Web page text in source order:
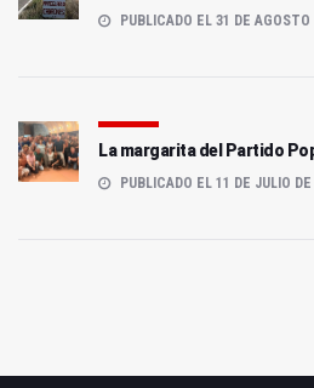
PUBLICADO EL 31 DE
La margarita del Partido
PUBLICADO EL 11 DE JULIO